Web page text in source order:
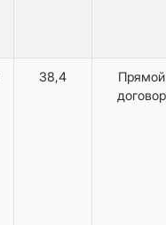
38,4
Прямой
договор